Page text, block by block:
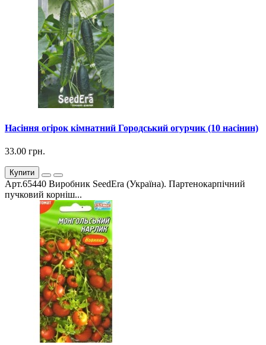
Насіння огірок кімнатний Городський огурчик (10 насінин)
33.00 грн.
Купити
Арт.65440 Виробник SeedEra (Україна). Партенокарпічний
пучковий корніш...